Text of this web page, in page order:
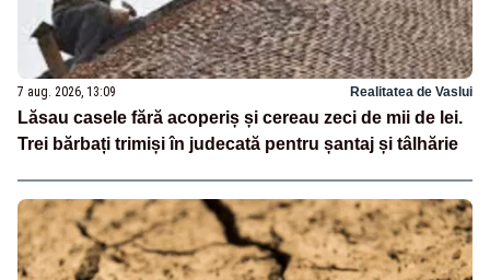
7 aug. 2026, 13:09 Realitatea de Vaslui
Lăsau casele fără acoperiș și cereau zeci de mii de lei.
Trei bărbați trimiși în judecată pentru șantaj și tâlhărie